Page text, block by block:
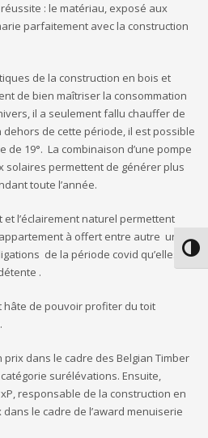
: le matériau, exposé aux
parfaitement avec la construction
de la construction en bois et
de bien maîtriser la consommation
il a seulement fallu chauffer de
de cette période, il est possible
19°. La combinaison d’une pompe
solaires permettent de générer plus
toute l’année.
et l’éclairement naturel permettent
à offert entre autre une
de la période covid qu’elles
.
de pouvoir profiter du toit
prix dans le cadre des Belgian Timber
surélévations. Ensuite,
responsable de la construction en
le cadre de l’award menuiserie